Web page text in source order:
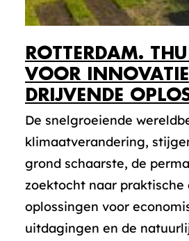
ROTTERDAM.
VOOR
DRIJVENDE
De snelgroeiende
klimaatverandering,
grond schaarste, de
zoektocht naar praktische
oplossingen voor
uitdagingen en de